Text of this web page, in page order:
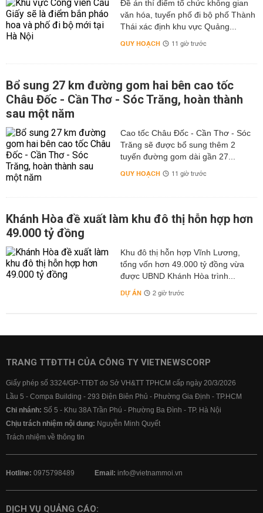
Đề án thí điểm tổ chức không gian
văn hóa, tuyến phố đi bộ phố Thành
Thái xác định khu vực Quảng...
QUY HOẠCH 11 giờ trước
Bổ sung 27 km đường gom hai bên cao tốc
Châu Đốc - Cần Thơ - Sóc Trăng, hoàn thành
sau một năm
Cao tốc Châu Đốc - Cần Thơ - Sóc
Trăng sẽ được bổ sung thêm 2
tuyến đường gom dài gần 27...
QUY HOẠCH 11 giờ trước
Khánh Hòa đề xuất làm khu đô thị hỗn hợp hơn
49.000 tỷ đồng
Khu đô thị hỗn hợp Vĩnh Lương,
tổng vốn hơn 49.000 tỷ đồng vừa
được UBND Khánh Hòa trình...
DỰ ÁN 2 giờ trước
TRANG TTĐTTH CỦA CÔNG TY VIETNEWSCORP
Giấy phép số 3324/GP-TTĐT do Sở VH&TT TPHCM cấp ngày 20/3/2026
Lầu 5 - Compa Building - 293 Điện Biên Phủ - Phường Gia Định - TP.HCM
Chi nhánh: Số 5 - Khu 38A Trần Phú - Phường Ba Đình - TP. Hà Nội
Chịu trách nhiệm nội dung: Nguyễn Minh Quyết
Trách nhiệm về thông tin
Hotline: 0975798489 Email: info@vietnammoi.vn
DỊCH VỤ QUẢNG CÁO: